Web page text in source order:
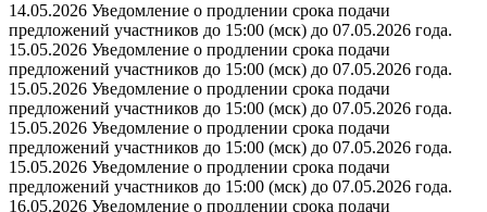
14.05.2026 Уведомление о продлении срока подачи
предложений участников до 15:00 (мск) до 07.05.2026 года.
15.05.2026 Уведомление о продлении срока подачи
предложений участников до 15:00 (мск) до 07.05.2026 года.
15.05.2026 Уведомление о продлении срока подачи
предложений участников до 15:00 (мск) до 07.05.2026 года.
15.05.2026 Уведомление о продлении срока подачи
предложений участников до 15:00 (мск) до 07.05.2026 года.
15.05.2026 Уведомление о продлении срока подачи
предложений участников до 15:00 (мск) до 07.05.2026 года.
16.05.2026 Уведомление о продлении срока подачи